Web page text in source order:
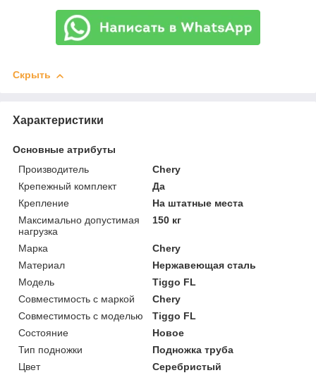
Скрыть
Характеристики
Основные атрибуты
Производитель
Chery
Крепежный комплект
Да
Крепление
На штатные места
Максимально допустимая
нагрузка
150 кг
Марка
Chery
Материал
Нержавеющая сталь
Модель
Tiggo FL
Совместимость с маркой
Chery
Совместимость с моделью
Tiggo FL
Состояние
Новое
Тип подножки
Подножка труба
Цвет
Серебристый